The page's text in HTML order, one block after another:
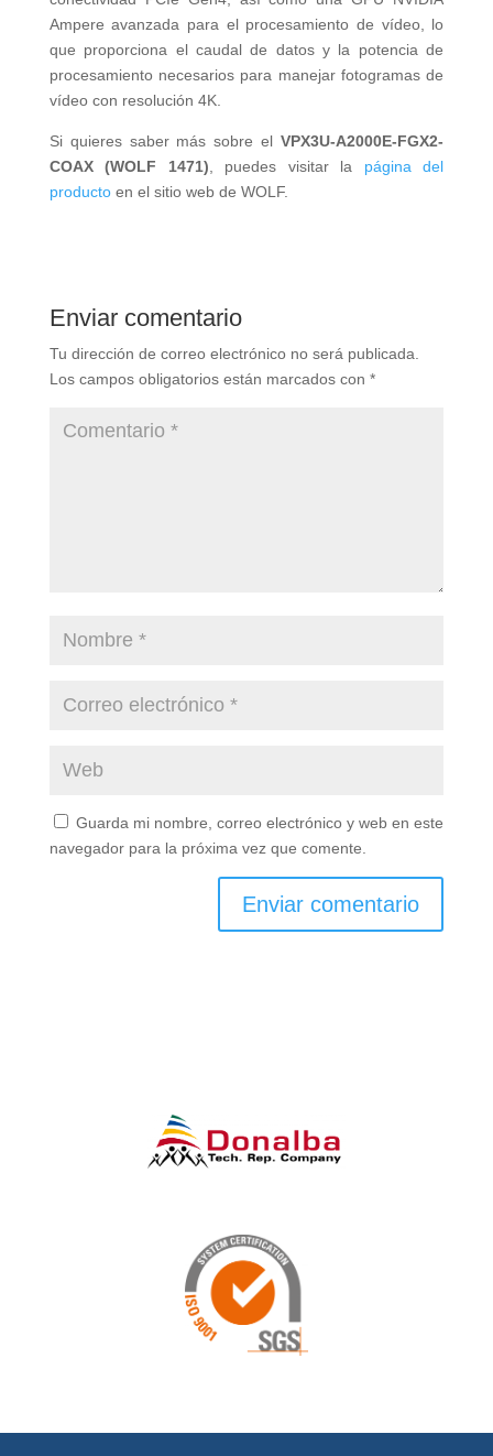
Ampere avanzada para el procesamiento de vídeo, lo
que proporciona el caudal de datos y la potencia de
procesamiento necesarios para manejar fotogramas de
vídeo con resolución 4K.
Si quieres saber más sobre elVPX3U-A2000E-FGX2-
COAX (WOLF 1471), puedes visitar la página del
productoen el sitio web de WOLF.
Enviar comentario
Tu dirección de correo electrónico no será publicada.
Los campos obligatorios están marcados con *
Guarda mi nombre, correo electrónico y web en este
navegador para la próxima vez que comente.